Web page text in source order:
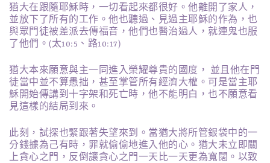
猶大在跟隨耶穌時，一切看起來都很好。他離開了家人，
並放下了所有的工作。他也聽過、見過主耶穌的作為，也
與眾門徒被差派去傳福音，他們也醫治過人，就連鬼也服
了他們。(太10:5、路10:17)
猶大本來願意與主一同進入榮耀尊貴的國度， 並且他在門
徒當中並不算愚拙，甚至掌管所有經濟大權。可是當主耶
穌開始傳講到十字架和死亡時，他不能明白，也不願意看
見這樣的結局到來。
此刻，試探也緊跟著失望來到。當猶大將所管銀袋中的一
分錢據為己有時，罪就偷偷地進入他的心。猶大未立即關
上貪心之門，反倒讓貪心之門一天比一天更為寬闊。以致